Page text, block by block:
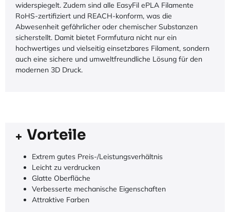
widerspiegelt. Zudem sind alle EasyFil ePLA Filamente
RoHS-zertifiziert und REACH-konform, was die
Abwesenheit gefährlicher oder chemischer Substanzen
sicherstellt. Damit bietet Formfutura nicht nur ein
hochwertiges und vielseitig einsetzbares Filament, sondern
auch eine sichere und umweltfreundliche Lösung für den
modernen 3D Druck.
Vorteile
Extrem gutes Preis-/Leistungsverhältnis
Leicht zu verdrucken
Glatte Oberfläche
Verbesserte mechanische Eigenschaften
Attraktive Farben